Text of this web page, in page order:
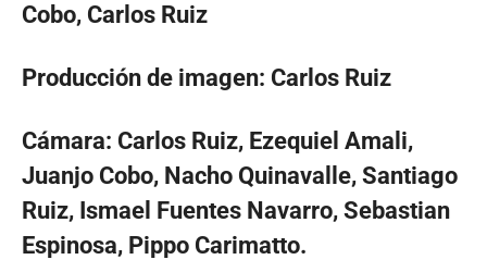
Cobo, Carlos Ruiz
Producción de imagen: Carlos Ruiz
Cámara: Carlos Ruiz, Ezequiel Amali,
Juanjo Cobo, Nacho Quinavalle, Santiago
Ruiz, Ismael Fuentes Navarro, Sebastian
Espinosa, Pippo Carimatto.